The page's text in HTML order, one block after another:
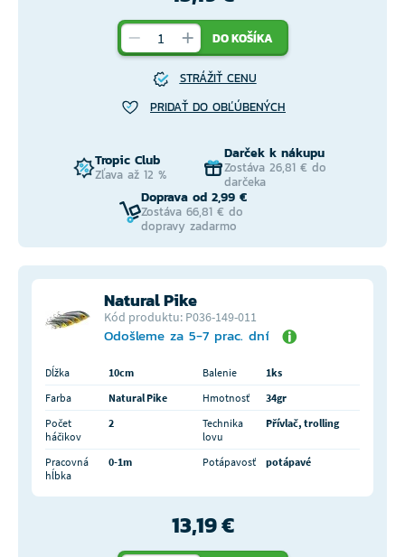
DO KOŠÍKA
STRÁŽIŤ CENU
PRIDAŤ DO OBĽÚBENÝCH
Tropic Club
Zľava až 12 %
Darček k nákupu
Zostáva 26,81 € do
darčeka
Doprava od 2,99 €
Zostáva 66,81 € do
dopravy zadarmo
Natural Pike
Kód produktu: P036-149-011
Odošleme za 5-7 prac. dní
Dĺžka 10cm Balenie
1ks
Farba
Natural Pike Hmotnosť
34gr
Počet
háčikov
2
Technika
lovu
Přívlač, trolling
Pracovná
hĺbka
0-1m Potápavosť potápavé
13,19 €